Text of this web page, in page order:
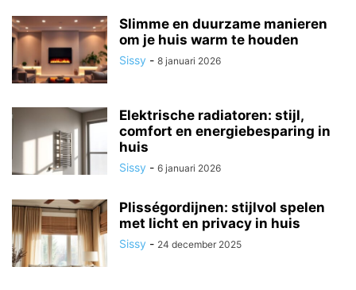
Slimme en duurzame manieren
om je huis warm te houden
Sissy - 8 januari 2026
Elektrische radiatoren: stijl,
comfort en energiebesparing in
huis
Sissy - 6 januari 2026
Plisségordijnen: stijlvol spelen
met licht en privacy in huis
Sissy - 24 december 2025